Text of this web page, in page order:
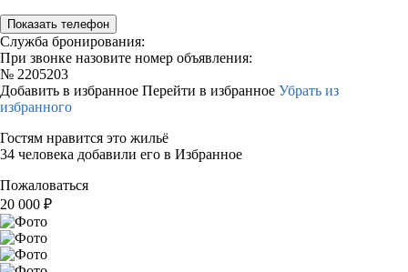
Показать телефон
Служба бронирования:
При звонке назовите номер объявления:
№ 2205203
Добавить в избранное Перейти в избранное Убрать из
избранного
Гостям нравится это жильё
34 человека добавили его в Избранное
Пожаловаться
20 000 ₽